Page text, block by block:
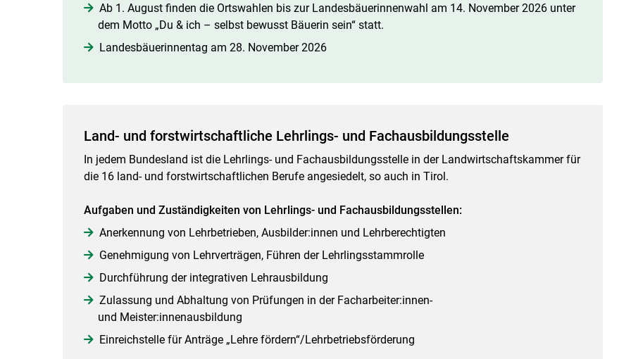
Ab 1. August finden die Ortswahlen bis zur Landesbäuerinnenwahl am 14. November 2026 unter
dem Motto „Du & ich – selbst bewusst Bäuerin sein“ statt.
Landesbäuerinnentag am 28. November 2026
Land- und forstwirtschaftliche Lehrlings- und Fachausbildungsstelle
In jedem Bundesland ist die Lehrlings- und Fachausbildungsstelle in der Landwirtschaftskammer für
die 16 land- und forstwirtschaftlichen Berufe angesiedelt, so auch in Tirol.
Aufgaben und Zuständigkeiten von Lehrlings- und Fachausbildungsstellen:
Anerkennung von Lehrbetrieben, Ausbilder:innen und Lehrberechtigten
Genehmigung von Lehrverträgen, Führen der Lehrlingsstammrolle
Durchführung der integrativen Lehrausbildung
Zulassung und Abhaltung von Prüfungen in der Facharbeiter:innen-
und Meister:innenausbildung
Einreichstelle für Anträge „Lehre fördern“/Lehrbetriebsförderung